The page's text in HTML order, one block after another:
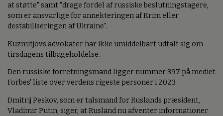
at støtte" samt "drage fordel af russiske beslutningstagere,
som er ansvarlige for annekteringen af Krim eller
destabiliseringen af Ukraine".
Kuzmitjovs advokater har ikke umiddelbart udtalt sig om
tirsdagens tilbageholdelse.
Den russiske forretningsmand ligger nummer 397 på mediet
Forbes' liste over verdens rigeste personer i 2023.
Dmitrij Peskov, som er talsmand for Ruslands præsident,
Vladimir Putin, siger, at Rusland nu afventer informationer